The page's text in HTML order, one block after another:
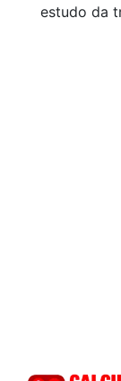
estudo da